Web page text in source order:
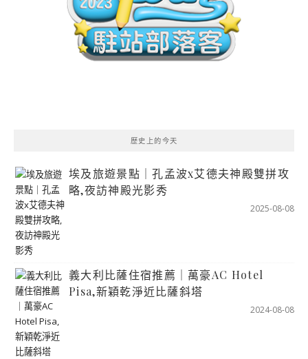
歷史上的今天
埃及旅遊景點｜孔孟波x艾德夫神殿雙拼攻
略,夜訪神殿光影秀
2025-08-08
義大利比薩住宿推薦｜萬豪AC Hotel
Pisa,新穎乾淨近比薩斜塔
2024-08-08